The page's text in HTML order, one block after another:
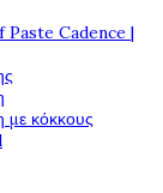
Paste Cadence |
κόκκους